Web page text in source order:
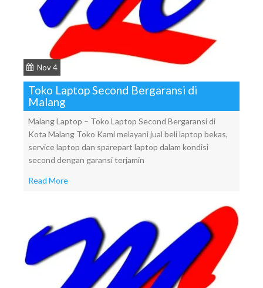
Nov 4
Toko Laptop Second Bergaransi di
Malang
Malang Laptop – Toko Laptop Second Bergaransi di
Kota Malang Toko Kami melayani jual beli laptop bekas,
service laptop dan sparepart laptop dalam kondisi
second dengan garansi terjamin
Read More